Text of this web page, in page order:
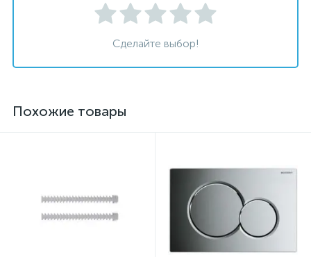
Сделайте выбор!
Похожие товары